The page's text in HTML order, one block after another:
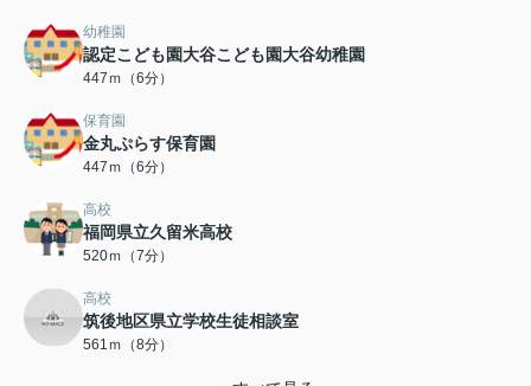
幼稚園
認定こども園大谷こども園大谷幼稚園
447ｍ（6分）
保育園
金丸ぷらす保育園
447ｍ（6分）
高校
福岡県立久留米高校
520ｍ（7分）
高校
筑後地区県立学校生徒相談室
561ｍ（8分）